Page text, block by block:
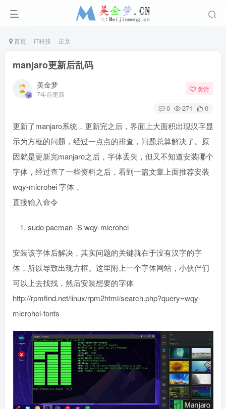
首页 IT科技 正文
manjaro更新后乱码
美金梦
7年前更新
关注
0 271 0
更新了manjaro系统，更新完之后，界面上大面积出现汉字显
示为方框的问题，经过一点点的排查，问题总算解决了。原
因就是更新完manjaro之后，字体丢失，但又不知道安装哪个
字体，经过查了一些资料之后，看到一篇文章上面推荐安装
wqy-microhei 字体，
直接输入命令
sudo pacman -S wqy-microhei
安装该字体后解决，其实问题的关键就在于没有汉字的字
体，所以导致出现方框。这里附上一个字体网站，小伙伴们
可以上去找找，然后安装想要的字体
http://rpmfind.net/linux/rpm2html/search.php?query=wqy-
microhei-fonts